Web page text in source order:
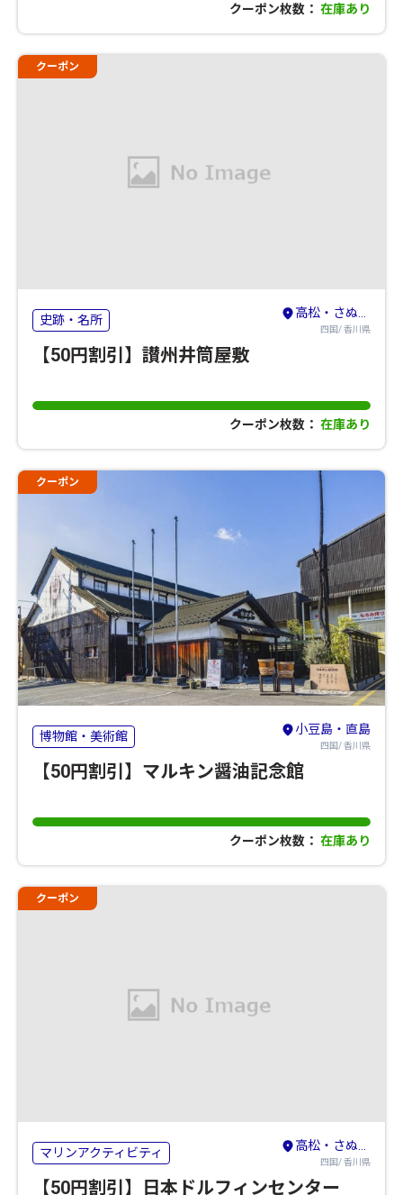
クーポン枚数： 在庫あり
クーポン
史跡・名所 高松・さぬき・東かがわ
四国/ 香川県
【50円割引】讃州井筒屋敷
クーポン枚数： 在庫あり
クーポン
博物館・美術館 小豆島・直島
四国/ 香川県
【50円割引】マルキン醤油記念館
クーポン枚数： 在庫あり
クーポン
マリンアクティビティ 高松・さぬき・東かがわ
四国/ 香川県
【50円割引】日本ドルフィンセンター